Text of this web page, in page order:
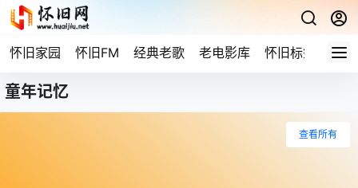
怀旧家园 怀旧FM 经典老歌 老电影库 怀旧标签 网
童年记忆
查看所有